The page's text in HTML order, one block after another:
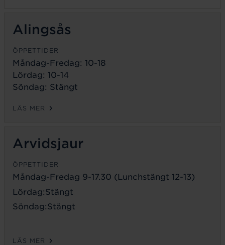
Alingsås
ÖPPETTIDER
Måndag-Fredag: 10-18
Lördag: 10-14
Söndag: Stängt
LÄS MER
Arvidsjaur
ÖPPETTIDER
Måndag-Fredag 9-17.30 (Lunchstängt 12-13)
Lördag:Stängt
Söndag:Stängt
LÄS MER